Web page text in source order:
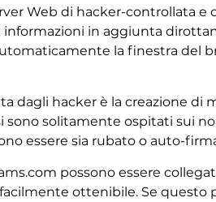
Web di hacker-controllata
informazioni in aggiunta
la finestra del
dagli hacker è la creazione di
sono solitamente ospitati sui
essere sia rubato o auto-
possono essere
ottenibile. Se questo